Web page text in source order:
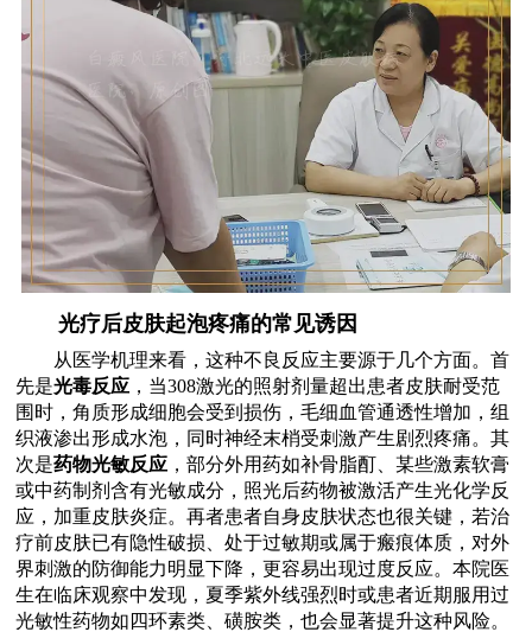
光疗后皮肤起泡疼痛的常见诱因
从医学机理来看，这种不良反应主要源于几个方面。首
先是光毒反应 ，当308激光的照射剂量超出患者皮肤耐受范
围时，角质形成细胞会受到损伤，毛细血管通透性增加，组
织液渗出形成水泡，同时神经末梢受刺激产生剧烈疼痛。其
次是药物光敏反应 ，部分外用药如补骨脂酊、某些激素软膏
或中药制剂含有光敏成分，照光后药物被激活产生光化学反
应，加重皮肤炎症。再者患者自身皮肤状态也很关键，若治
疗前皮肤已有隐性破损、处于过敏期或属于瘢痕体质，对外
界刺激的防御能力明显下降，更容易出现过度反应。本院医
生在临床观察中发现，夏季紫外线强烈时或患者近期服用过
光敏性药物如四环素类、磺胺类，也会显著提升这种风险。